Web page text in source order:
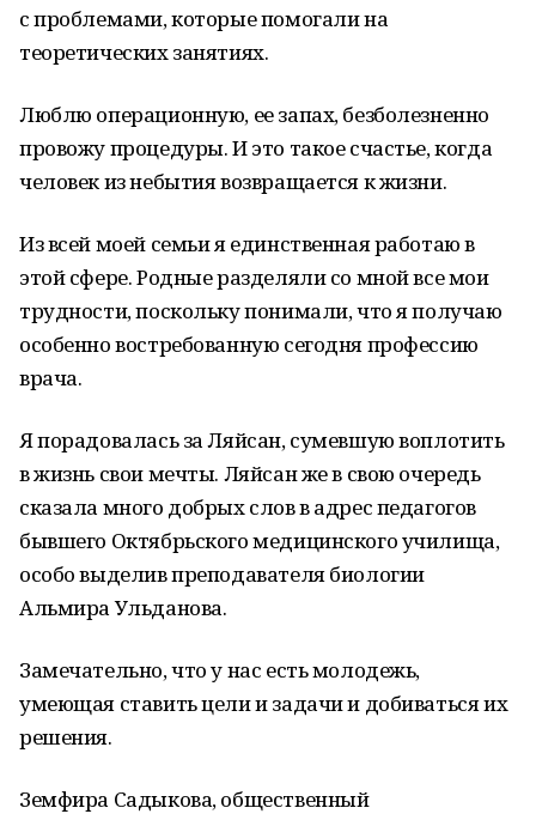
с проблемами, которые помогали на
теоретических занятиях.
Люблю операционную, ее запах, безболезненно
провожу процедуры. И это такое счастье, когда
человек из небытия возвращается к жизни.
Из всей моей семьи я единственная работаю в
этой сфере. Родные разделяли со мной все мои
трудности, поскольку понимали, что я получаю
особенно востребованную сегодня профессию
врача.
Я порадовалась за Ляйсан, сумевшую воплотить
в жизнь свои мечты. Ляйсан же в свою очередь
сказала много добрых слов в адрес педагогов
бывшего Октябрьского медицинского училища,
особо выделив преподавателя биологии
Альмира Ульданова.
Замечательно, что у нас есть молодежь,
умеющая ставить цели и задачи и добиваться их
решения.
Земфира Садыкова, общественный